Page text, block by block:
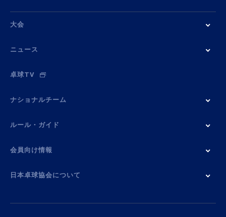
大会
ニュース
卓球TV
ナショナルチーム
ルール・ガイド
会員向け情報
日本卓球協会について